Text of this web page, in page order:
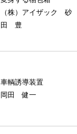
（株）アイザック 砂
田 豊
車輌誘導装置
岡田 健一